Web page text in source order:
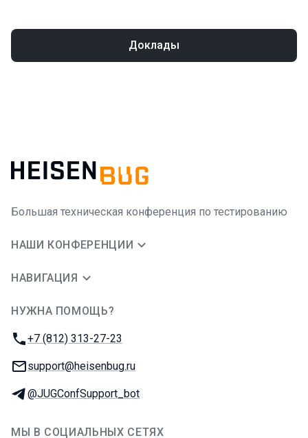
Доклады
Большая техническая конференция по тестированию
НАШИ КОНФЕРЕНЦИИ
НАВИГАЦИЯ
НУЖНА ПОМОЩЬ?
Телефон:
+7 (812) 313-27-23
E-mail:
support@heisenbug.ru
Телеграм:
@JUGConfSupport_bot
МЫ В СОЦИАЛЬНЫХ СЕТЯХ